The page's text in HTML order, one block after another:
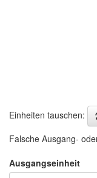
Einheiten tauschen:
Falsche Ausgang-
Ausgangseinheit